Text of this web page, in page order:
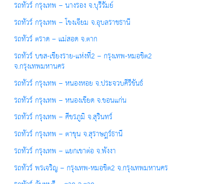
รถทัวร์ กรุงเทพ – นางรอง จ.บุรีรัมย์
รถทัวร์ กรุงเทพ – โขงเจียม จ.อุบลราชธานี
รถทัวร์ ตราด – แม่สอด จ.ตาก
รถทัวร์ บขส-เชียงราย-แห่งที่2 – กรุงเทพ-หมอชิต2
จ.กรุงเทพมหานคร
รถทัวร์ กรุงเทพ – หนองหอย จ.ประจวบคีรีขันธ์
รถทัวร์ กรุงเทพ – หนองเขียด จ.ขอนแก่น
รถทัวร์ กรุงเทพ – ศีขรภูมิ จ.สุรินทร์
รถทัวร์ กรุงเทพ – ตาขุน จ.สุราษฎร์ธานี
รถทัวร์ กรุงเทพ – แยกเขาต่อ จ.พังงา
รถทัวร์ พรเจริญ – กรุงเทพ-หมอชิต2 จ.กรุงเทพมหานคร